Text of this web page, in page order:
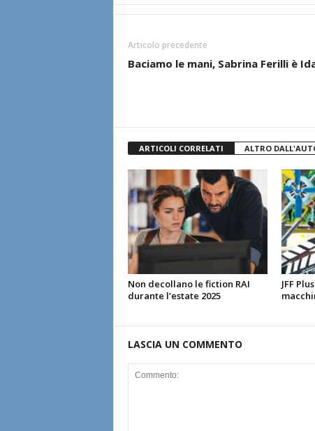
Articolo precedente
Baciamo le mani, Sabrina Ferilli è
ARTICOLI CORRELATI ALTRO
Non decollano le fiction RAI
durante l’estate 2025
JFF
LASCIA UN COMMENTO